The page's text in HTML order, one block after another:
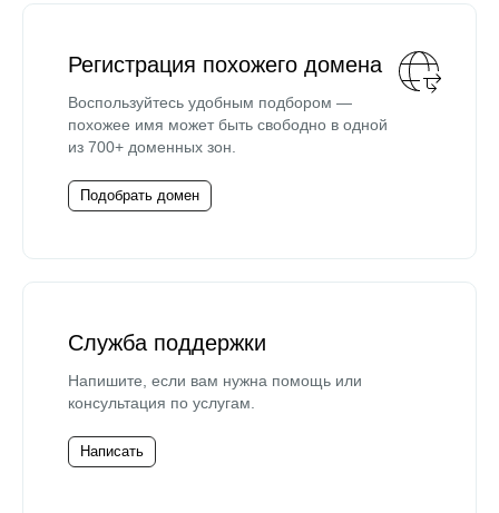
Регистрация похожего домена
Воспользуйтесь удобным подбором —
похожее имя может быть свободно в одной
из 700+ доменных зон.
Подобрать домен
Служба поддержки
Напишите, если вам нужна помощь или
консультация по услугам.
Написать